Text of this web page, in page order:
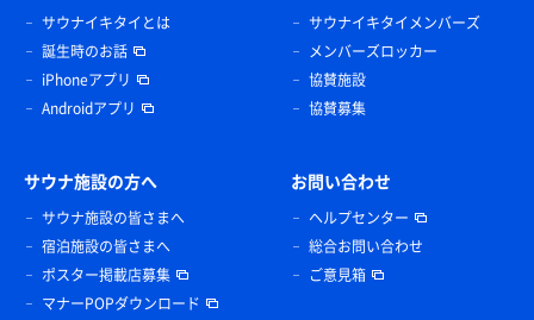
サウナイキタイとは
誕生時のお話
iPhoneアプリ
Androidアプリ
サウナイキタイメンバーズ
メンバーズロッカー
協賛施設
協賛募集
サウナ施設の方へ
サウナ施設の皆さまへ
宿泊施設の皆さまへ
ポスター掲載店募集
マナーPOPダウンロード
お問い合わせ
ヘルプセンター
総合お問い合わせ
ご意見箱